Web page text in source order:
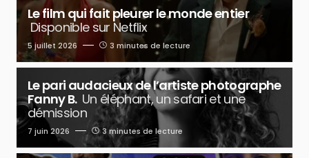
Le film qui fait pleurer le monde entier
Disponible sur Netflix
5 juillet 2026 3 minutes de lecture
Le pari audacieux de l’artiste photographe
Fanny B. Un éléphant, un safari et une
démission
7 juin 2026 3 minutes de lecture